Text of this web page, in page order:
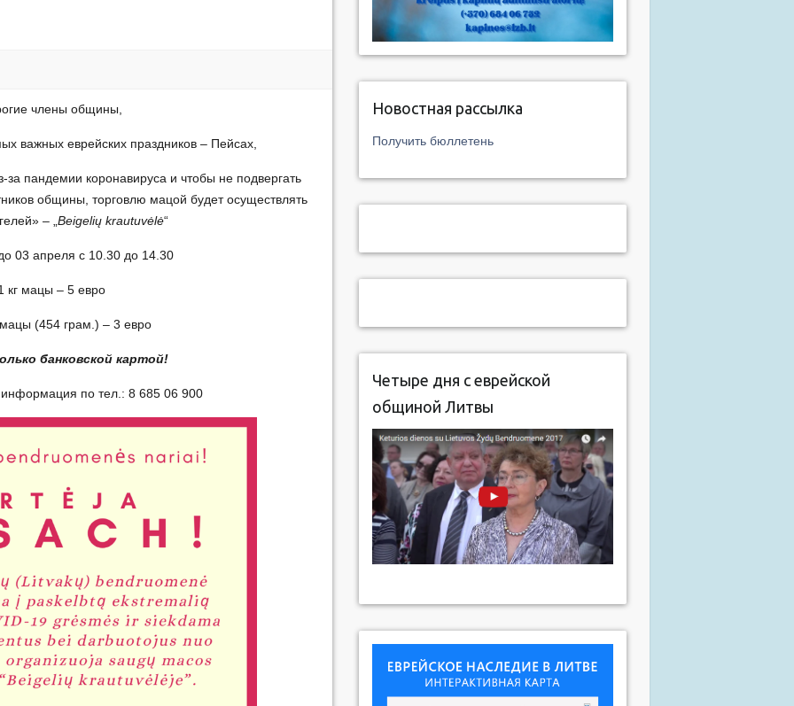
члены общины,
важных еврейских праздников – Пейсах,
за пандемии коронавируса и чтобы не подвергать
общины, торговлю мацой будет осуществлять
– „Beigelių krautuvėlė“
03 апреля с 10.30 до 14.30
кг мацы – 5 евро
(454 грам.) – 3 евро
банковской картой!
по тел.: 8 685 06 900
Новостная рассылка
Получить бюллетень
Четыре дня с еврейской
общиной Литвы